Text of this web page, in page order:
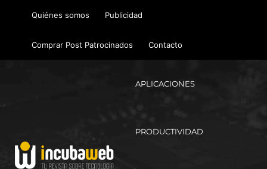
Quiénes somos Publicidad
Comprar Post Patrocinados Contacto
APLICACIONES
PRODUCTIVIDAD